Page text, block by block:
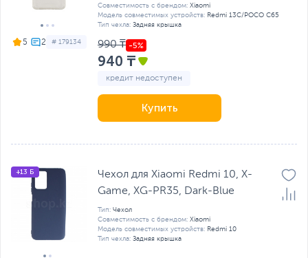
5 # 179134
Совместимость с брендом: Xiaomi
Модель совместимых устройств: Redmi 13C/POCO C65
Тип чехла: Задняя крышка
990 ₸
940 ₸
кредит недоступен
Купить
+13 Б
Чехол для Xiaomi Redmi 10, X-
Game, XG-PR35, Dark-Blue
Тип: Чехол
Совместимость с брендом: Xiaomi
Модель совместимых устройств: Redmi 10
Тип чехла: Задняя крышка